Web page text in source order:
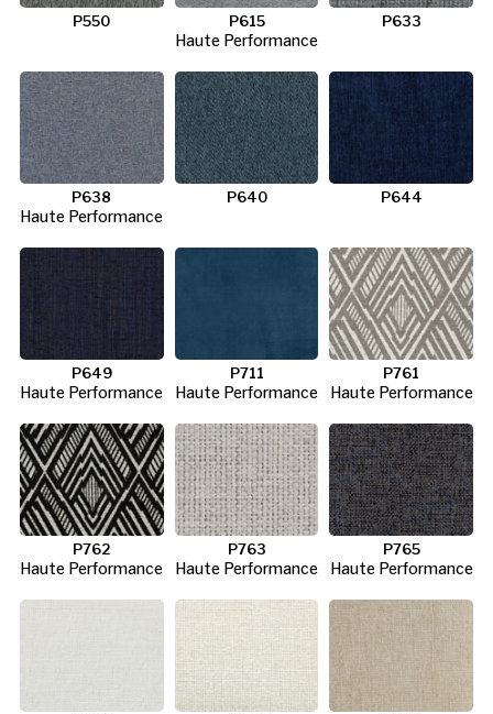
P550
P615
Haute Performance
P633
P638
Haute Performance
P640 P644
P649
Haute Performance
P711
Haute Performance
P761
Haute Performance
P762
Haute Performance
P763
Haute Performance
P765
Haute Performance